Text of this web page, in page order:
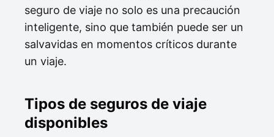
seguro de viaje no solo es una precaución
inteligente, sino que también puede ser un
salvavidas en momentos críticos durante
un viaje.
Tipos de seguros de viaje
disponibles